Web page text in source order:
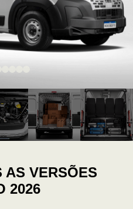
AS VERSÕES
2026